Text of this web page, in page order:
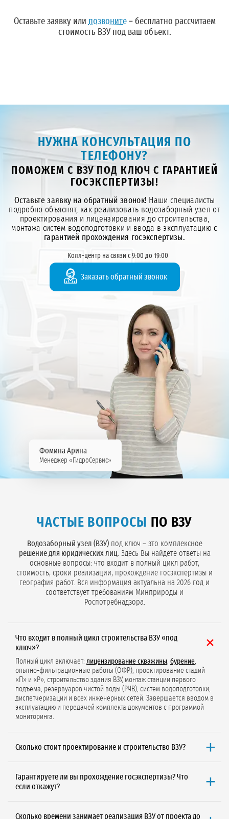
Оставьте заявкуили позвоните– бесплатно рассчитаем
стоимость ВЗУ под ваш объект.
НУЖНА КОНСУЛЬТАЦИЯ ПО
ТЕЛЕФОНУ?
ПОМОЖЕМ С ВЗУ ПОД КЛЮЧ С ГАРАНТИЕЙ
ГОСЭКСПЕРТИЗЫ!
Оставьте заявку на обратный звонок! Наши специалисты
подробно объяснят, как реализовать водозаборный узел от
проектирования и лицензирования до строительства,
монтажа систем водоподготовки и ввода в эксплуатациюс
гарантией прохождения госэкспертизы.
Колл-центр на связи с 9:00 до 19:00
Заказать обратный звонок
Фомина Арина
Менеджер «ГидроСервис»
ЧАСТЫЕ ВОПРОСЫ ПО ВЗУ
Водозаборный узел (ВЗУ)под ключ – это комплексное
решение для юридических лиц . Здесь Вы найдёте ответы на
основные вопросы: что входит в полный цикл работ,
стоимость, сроки реализации, прохождение госэкспертизы и
география работ. Вся информация актуальна на 2026 год и
соответствует требованиям Минприроды и
Роспотребнадзора.
Что входит в полный цикл строительства ВЗУ «под
ключ»?
Полный цикл включает: лицензирование скважины, бурение,
опытно-фильтрационные работы (ОФР), проектирование стадий
«П» и «Р», строительство здания ВЗУ, монтаж станции первого
подъёма, резервуаров чистой воды (РЧВ), систем водоподготовки,
диспетчеризации и всех инженерных сетей. Завершается вводом в
эксплуатацию и передачей комплекта документов с программой
мониторинга.
Сколько стоит проектирование и строительство ВЗУ?
питьевая), необходимости ГИН, ЗСО, состава проекта и региона.
Рассчитаем бесплатно
Гарантируете ли вы прохождение госэкспертизы? Что
если откажут?
Сколько времени занимает реализация ВЗУ от проекта до